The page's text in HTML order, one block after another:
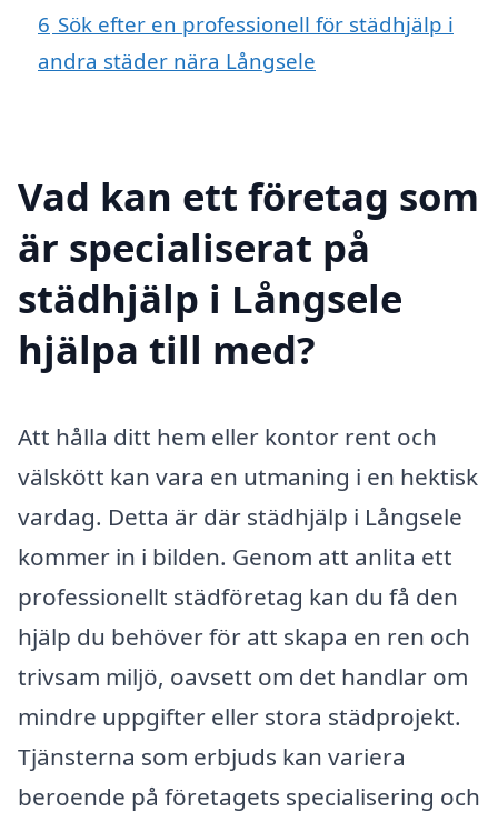
6 Sök efter en professionell för städhjälp i
andra städer nära Långsele
Vad kan ett företag som
är specialiserat på
städhjälp i Långsele
hjälpa till med?
Att hålla ditt hem eller kontor rent och
välskött kan vara en utmaning i en hektisk
vardag. Detta är där städhjälp i Långsele
kommer in i bilden. Genom att anlita ett
professionellt städföretag kan du få den
hjälp du behöver för att skapa en ren och
trivsam miljö, oavsett om det handlar om
mindre uppgifter eller stora städprojekt.
Tjänsterna som erbjuds kan variera
beroende på företagets specialisering och